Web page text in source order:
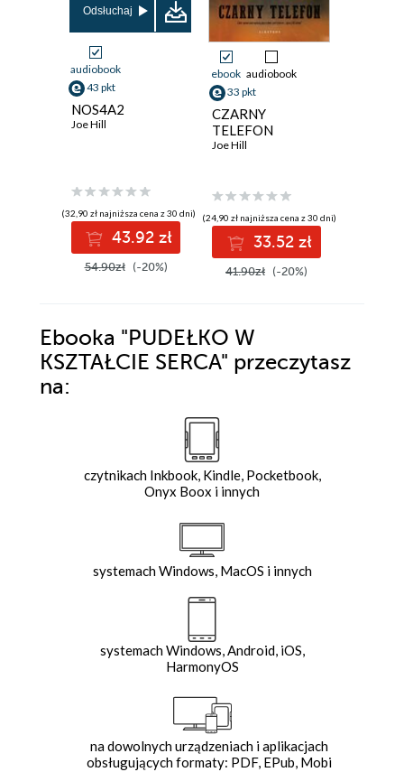
Odsłuchaj
audiobook
43 pkt
NOS4A2
Joe Hill
(32,90 zł najniższa cena z 30 dni)
43.92 zł
54.90zł (-20%)
ebook audiobook
33 pkt
CZARNY
TELEFON
Joe Hill
(24,90 zł najniższa cena z 30 dni)
33.52 zł
41.90zł (-20%)
Ebooka "PUDEŁKO W
KSZTAŁCIE SERCA" przeczytasz
na:
czytnikach Inkbook, Kindle, Pocketbook,
Onyx Boox i innych
systemach Windows, MacOS i innych
systemach Windows, Android, iOS,
HarmonyOS
na dowolnych urządzeniach i aplikacjach
obsługujących formaty: PDF, EPub, Mobi